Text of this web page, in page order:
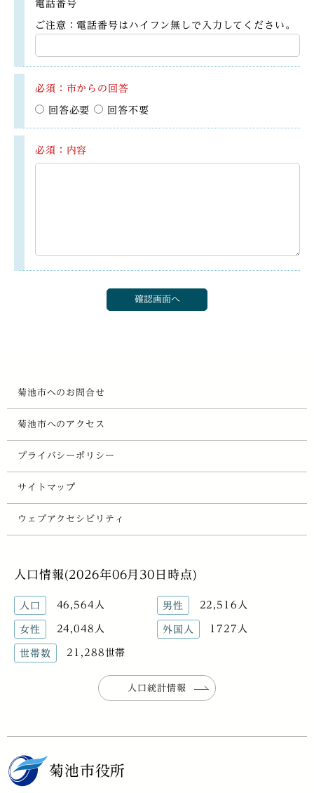
電話番号
ご注意：電話番号はハイフン無しで入力してください。
必須：市からの回答
回答必要 回答不要
必須：内容
菊池市へのお問合せ
菊池市へのアクセス
プライバシーポリシー
サイトマップ
ウェブアクセシビリティ
人口情報(2026年06月30日時点)
人口 46,564人 男性 22,516人
女性 24,048人 外国人 1727人
世帯数 21,288世帯
人口統計情報
菊池市役所